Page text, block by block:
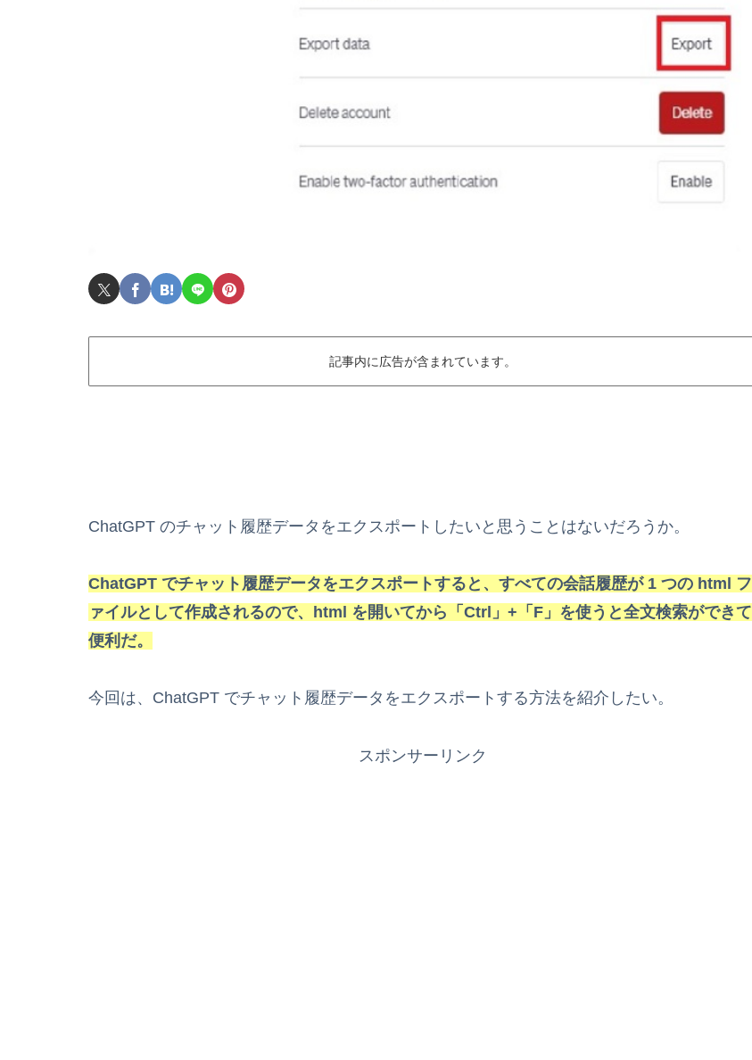
記事内に広告が含まれています。
ChatGPT のチャット履歴データをエクスポートしたいと思うことはないだろうか。
ChatGPT でチャット履歴データをエクスポートすると、すべての会話履歴が 1 つの html フ
ァイルとして作成されるので、html を開いてから「Ctrl」+「F」を使うと全文検索ができて
便利だ。
今回は、ChatGPT でチャット履歴データをエクスポートする方法を紹介したい。
スポンサーリンク